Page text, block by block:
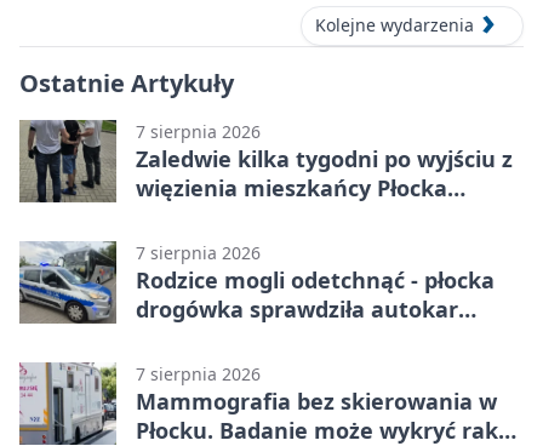
Kolejne wydarzenia
Ostatnie Artykuły
7 sierpnia 2026
Zaledwie kilka tygodni po wyjściu z
więzienia mieszkańcy Płocka
7 sierpnia 2026
Rodzice mogli odetchnąć - płocka
drogówka sprawdziła autokar
7 sierpnia 2026
Mammografia bez skierowania w
Płocku. Badanie może wykryć raka,